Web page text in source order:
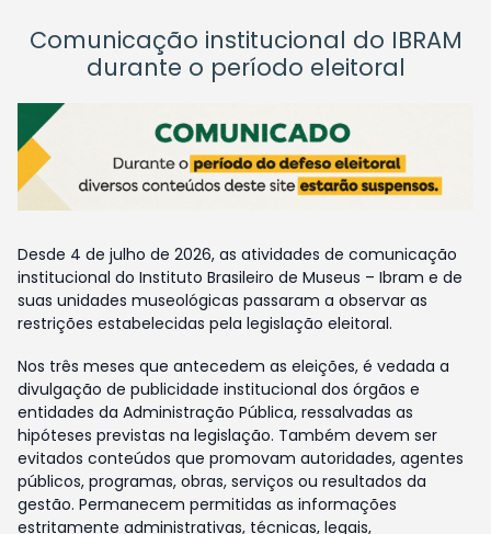
Comunicação institucional do IBRAM
durante o período eleitoral
Desde 4 de julho de 2026, as atividades de comunicação
institucional do Instituto Brasileiro de Museus – Ibram e de
suas unidades museológicas passaram a observar as
restrições estabelecidas pela legislação eleitoral.
Nos três meses que antecedem as eleições, é vedada a
divulgação de publicidade institucional dos órgãos e
entidades da Administração Pública, ressalvadas as
hipóteses previstas na legislação. Também devem ser
evitados conteúdos que promovam autoridades, agentes
públicos, programas, obras, serviços ou resultados da
gestão. Permanecem permitidas as informações
estritamente administrativas, técnicas, legais,